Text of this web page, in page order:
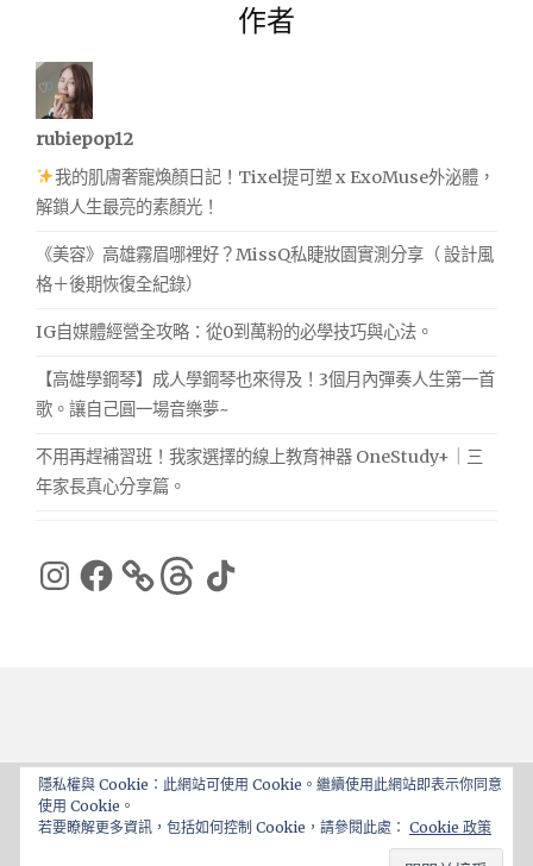
作者
rubiepop12
我的肌膚奢寵煥顏日記！Tixel提可塑 x ExoMuse外泌體，
解鎖人生最亮的素顏光！
《美容》高雄霧眉哪裡好？MissQ私睫妝園實測分享（ 設計風
格＋後期恢復全紀錄）
IG自媒體經營全攻略：從0到萬粉的必學技巧與心法。
【高雄學鋼琴】成人學鋼琴也來得及！3個月內彈奏人生第一首
歌。讓自己圓一場音樂夢~
不用再趕補習班！我家選擇的線上教育神器 OneStudy+｜三
年家長真心分享篇。
Instagram
Facebook ThreadsTikTok
Proudly powered by WordPress |Theme: ajaira by
隱私權與 Cookie：此網站可使用 Cookie。繼續使用此網站即表示你同意
使用 Cookie。
若要瞭解更多資訊，包括如何控制 Cookie，請參閱此處： Cookie 政策